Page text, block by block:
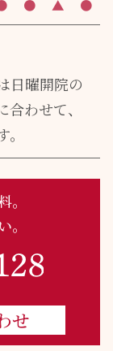
● ▲ ●
日曜開院の
わせて、
せ